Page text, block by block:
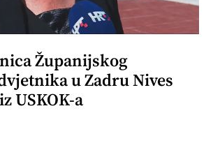
Županijskog
u Zadru Nives
USKOK-a